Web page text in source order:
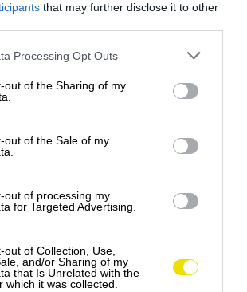
that may further disclose it to other
website/app uses one or more Google
visit or usage behaviour. You may click to
to Google and its third-party tags to
below specified purposes in below Google
Processing Opt Outs
out of the Sharing of my
out of the Sale of my
out of processing my
for Targeted Advertising.
out of Collection, Use,
and/or Sharing of my
that Is Unrelated with the
which it was collected.
Helmut Liebelt/Unsplash